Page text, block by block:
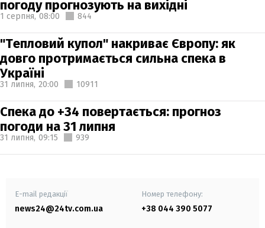
погоду прогнозують на вихідні
1 серпня, 08:00 844
"Тепловий купол" накриває Європу: як
довго протримається сильна спека в
Україні
31 липня, 20:00 10911
Спека до +34 повертається: прогноз
погоди на 31 липня
31 липня, 09:15 939
E-mail редакції
news24@24tv.com.ua
Номер телефону:
+38 044 390 5077